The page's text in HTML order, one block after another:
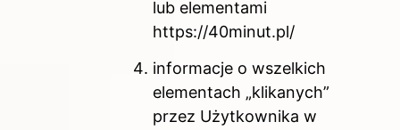
lub elementami
https://40minut.pl/
informacje o wszelkich
elementach „klikanych”
przez Użytkownika w